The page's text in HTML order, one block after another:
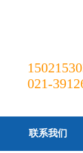
021-
联系我们